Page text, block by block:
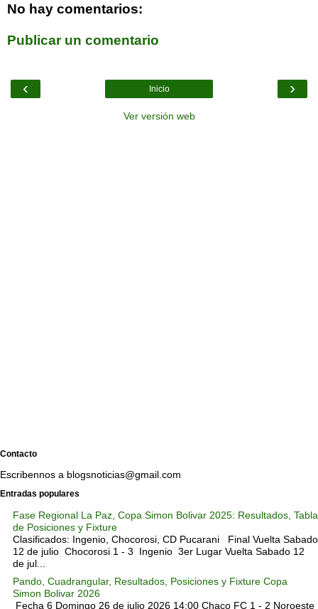
No hay comentarios:
Publicar un comentario
‹ ›
Inicio
Ver versión web
Contacto
Escribennos a blogsnoticias@gmail.com
Entradas populares
Fase Regional La Paz, Copa Simon Bolivar 2025: Resultados, Tabla
de Posiciones y Fixture
Clasificados: Ingenio, Chocorosi, CD Pucarani Final Vuelta Sabado
12 de julio Chocorosi 1 - 3 Ingenio 3er Lugar Vuelta Sabado 12
de jul...
Pando, Cuadrangular, Resultados, Posiciones y Fixture Copa
Simon Bolivar 2026
Fecha 6 Domingo 26 de julio 2026 14:00 Chaco FC 1 - 2 Noroeste